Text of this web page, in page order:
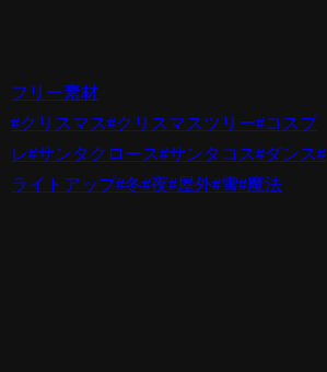
フリー素材
#クリスマス#クリスマスツリー#コスプ
レ#サンタクロース#サンタコス#ダンス#
ライトアップ#冬#夜#屋外#雪#魔法